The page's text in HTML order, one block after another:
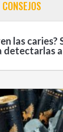
CONSEJOS
las caries?
detectarlas